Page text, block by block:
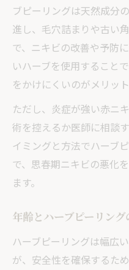
ブピーリングは天然成分
進し、毛穴詰まりや古い
で、ニキビの改善や予防
いハーブを使用すること
をかけにくいのがメリット
ただし、炎症が強い赤ニ
術を控えるか医師に相談
イミングと方法でハーブ
で、思春期ニキビの悪化
ます。
年齢とハーブピーリン
ハーブピーリングは幅広
が、安全性を確保するた